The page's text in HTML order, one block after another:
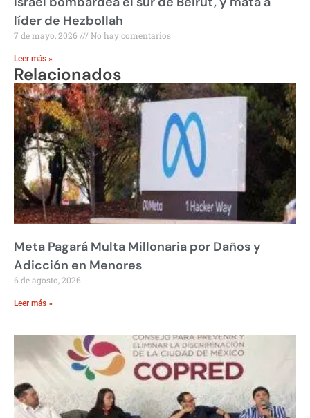
líder de Hezbollah
7 de mayo, 2026 No hay comentarios
Leer más »
Relacionados
Meta Pagará Multa Millonaria por Daños y
Adicción en Menores
6 de agosto, 2026
Leer más »